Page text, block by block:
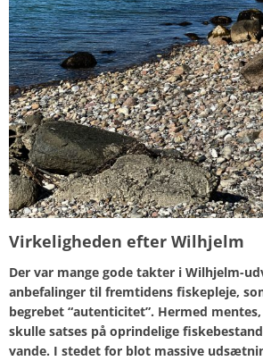
Virkeligheden efter Wilhjelm
Der var mange gode takter i Wilhjelm-
anbefalinger til fremtidens fiskepleje,
begrebet “autenticitet”. Hermed
skulle satses på oprindelige
vande. I stedet for blot massive